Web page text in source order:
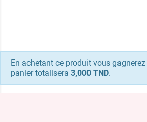
En achetant ce produit vous gagnerez
panier totalisera 3,000 TND.